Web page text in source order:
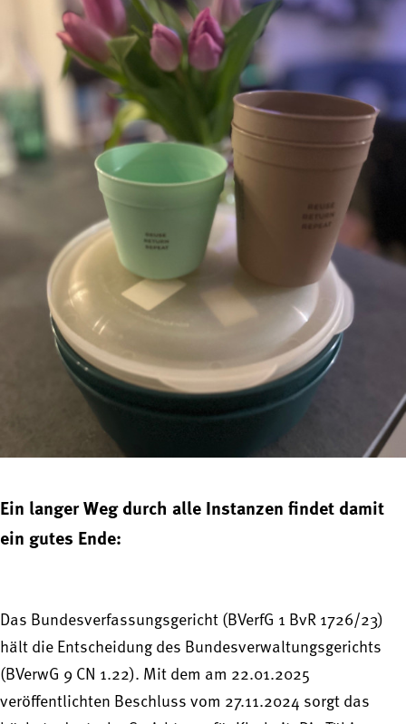
Ein langer Weg durch alle Instanzen findet damit
ein gutes Ende:
Das Bundesverfassungsgericht (BVerfG 1 BvR 1726/23)
hält die Entscheidung des Bundesverwaltungsgerichts
(BVerwG 9 CN 1.22). Mit dem am 22.01.2025
veröffentlichten Beschluss vom 27.11.2024 sorgt das